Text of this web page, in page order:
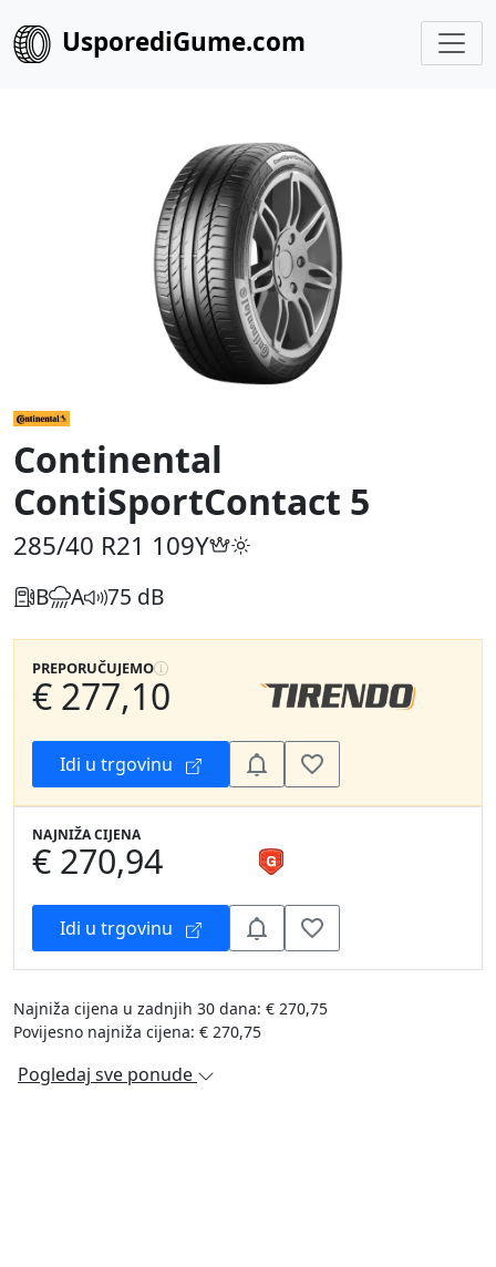
UsporediGume.com
Continental
ContiSportContact 5
285/40 R21 109Y
B A 75 dB
PREPORUČUJEMO
€ 277,10
Idi u trgovinu
NAJNIŽA CIJENA
€ 270,94
Idi u trgovinu
Najniža cijena u zadnjih 30 dana: € 270,75
Povijesno najniža cijena: € 270,75
Pogledaj sve ponude